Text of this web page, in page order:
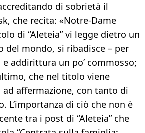
di sobrietà il
che recita: «Notre-Dame
di “Aleteia” vi legge dietro un
del mondo, si ribadisce – per
addirittura un po’ commosso;
che nel titolo viene
affermazione, con tanto di
L’importanza di ciò che non è
tra i post di “Aleteia” che